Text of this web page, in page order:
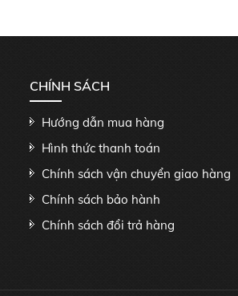
CHÍNH SÁCH
Hướng dẫn mua hàng
Hình thức thanh toán
Chính sách vận chuyển giao hàng
Chính sách bảo hành
Chính sách đổi trả hàng